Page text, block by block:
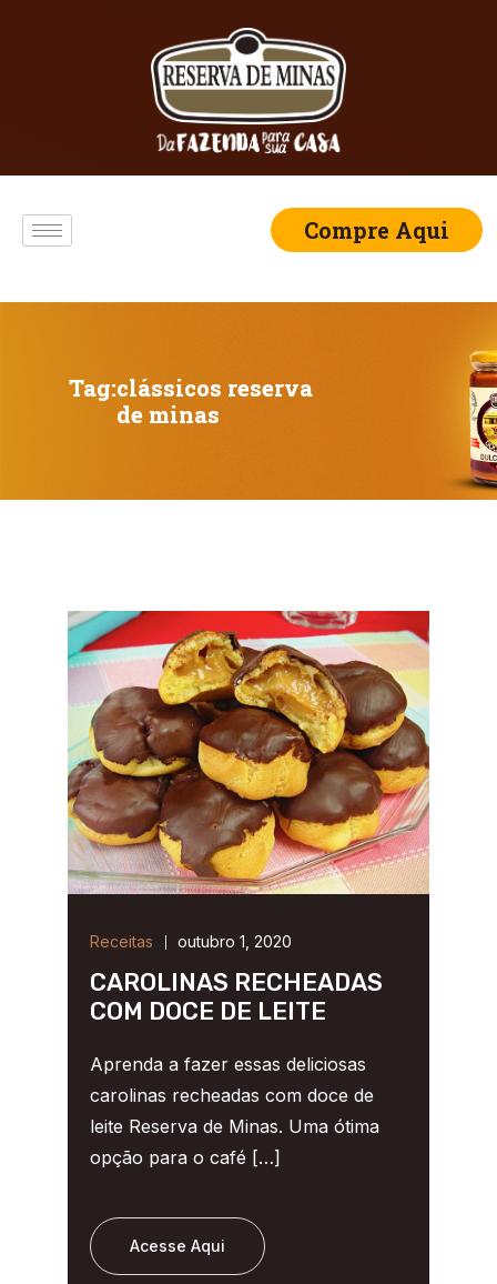
Compre Aqui
Tag:clássicos reserva
de minas
Receitas outubro 1, 2020
CAROLINAS RECHEADAS
COM DOCE DE LEITE
Aprenda a fazer essas deliciosas
carolinas recheadas com doce de
leite Reserva de Minas. Uma ótima
opção para o café […]
Acesse Aqui